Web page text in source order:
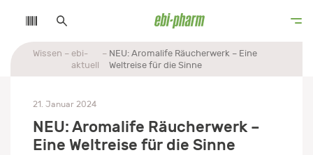
Wissen
ebi-
aktuell
NEU: Aromalife Räucherwerk – Eine
Weltreise für die Sinne
21. Januar 2024
NEU: Aromalife Räucherwerk –
Eine Weltreise für die Sinne